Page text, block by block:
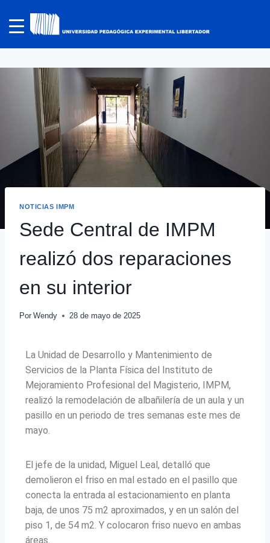
NOTICIAS IMPM
Sede Central de IMPM
realizó dos reparaciones
en su interior
Por Wendy 28 de mayo de 2025
La Unidad de Desarrollo y Mantenimiento de
Servicios de la Planta Física del Instituto de
Mejoramiento Profesional del Magisterio, IMPM,
realizó la remodelación de albañilería de un aula y un
pasillo en un periodo de tres semanas este mes de
mayo.
El jefe de la unidad, Miguel Leal, detalló que
demolieron el friso en mal estado en el pasillo que
conecta la entrada al estacionamiento en planta
baja, de unos 75 m2 aproximados, y en un salón del
piso 1, de 54 m2. Y colocaron friso nuevo en ambas
áreas.